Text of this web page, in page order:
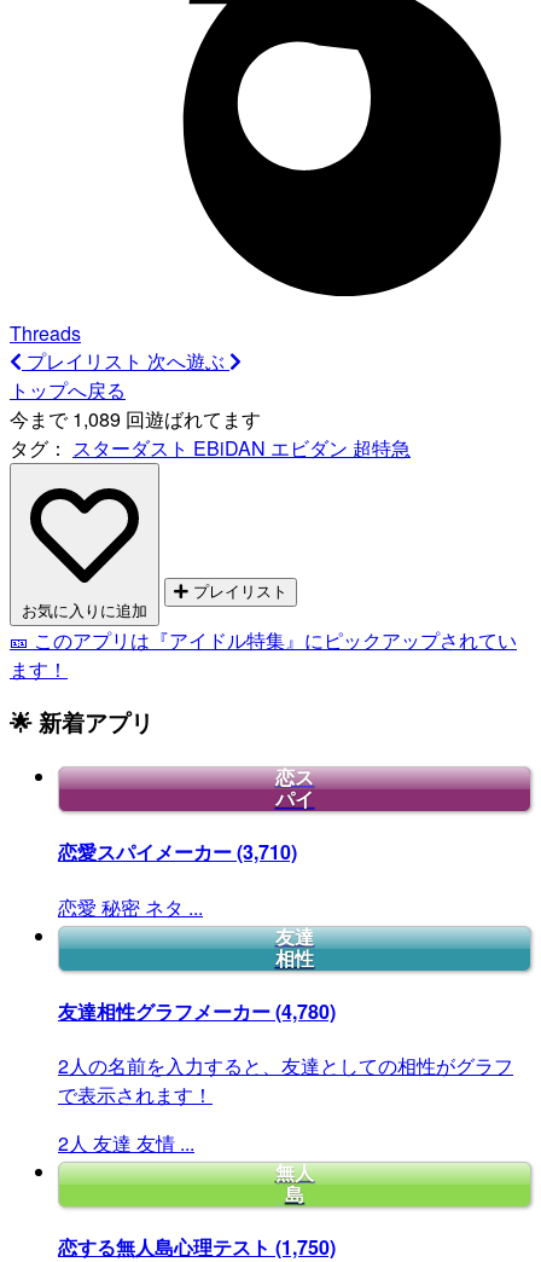
Threads
プレイリスト 次へ遊ぶ
トップへ戻る
今まで 1,089 回遊ばれてます
タグ： スターダスト EBiDAN エビダン 超特急
お気に入りに追加
プレイリスト
🎫 このアプリは『アイドル特集』にピックアップされてい
ます！
🌟 新着アプリ
恋ス
パイ
恋愛スパイメーカー(3,710)
恋愛 秘密 ネタ ...
友達
相性
友達相性グラフメーカー(4,780)
2人の名前を入力すると、友達としての相性がグラフ
で表示されます！
2人 友達 友情 ...
無人
島
恋する無人島心理テスト (1,750)